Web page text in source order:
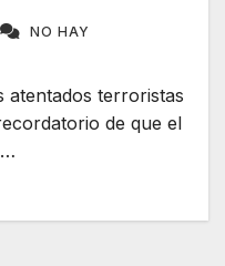
NO HAY
atentados terroristas
de que el